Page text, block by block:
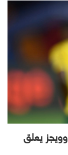
يعلق